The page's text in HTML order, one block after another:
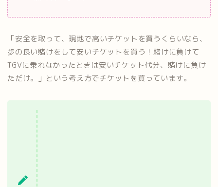
「安全を取って、現地で高いチケットを買うくらいなら、
歩の良い賭けをして安いチケットを買う！賭けに負けて
TGVに乗れなかったときは安いチケット代分、賭けに負け
ただけ。」という考え方でチケットを買っています。